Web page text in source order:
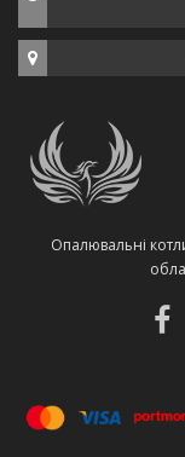
Опалювальні